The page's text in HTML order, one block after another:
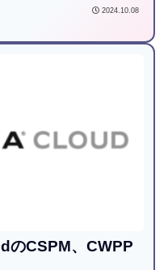
2024.10.08
のCSPM、CWPP